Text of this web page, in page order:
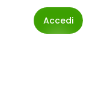
Accedi